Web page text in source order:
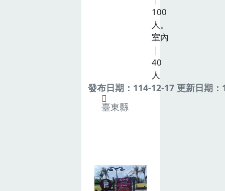
100
人。
室內
｜
40
人
發布日期：114-12-17 更新日期
臺東縣